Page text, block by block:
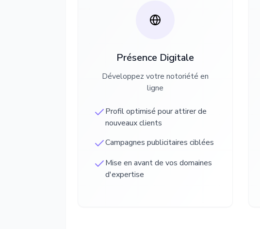
Présence Digitale
Développez votre notoriété en
ligne
Profil optimisé pour attirer de
nouveaux clients
Campagnes publicitaires ciblées
Mise en avant de vos domaines
d'expertise